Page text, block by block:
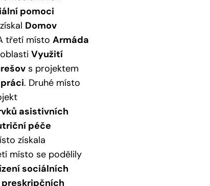
pomoci
Domov
třetí místo Armáda
Využití
s projektem
. Druhé místo
asistivních
péče
získala
místo se podělily
sociálních